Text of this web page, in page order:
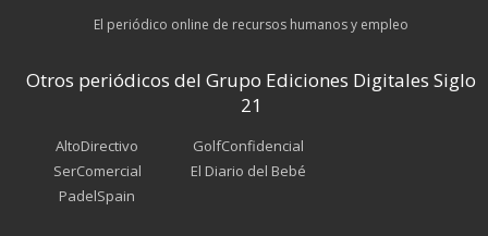
El periódico online de recursos humanos y empleo
Otros periódicos del Grupo Ediciones Digitales Siglo
21
AltoDirectivo
SerComercial
PadelSpain
GolfConfidencial
El Diario del Bebé